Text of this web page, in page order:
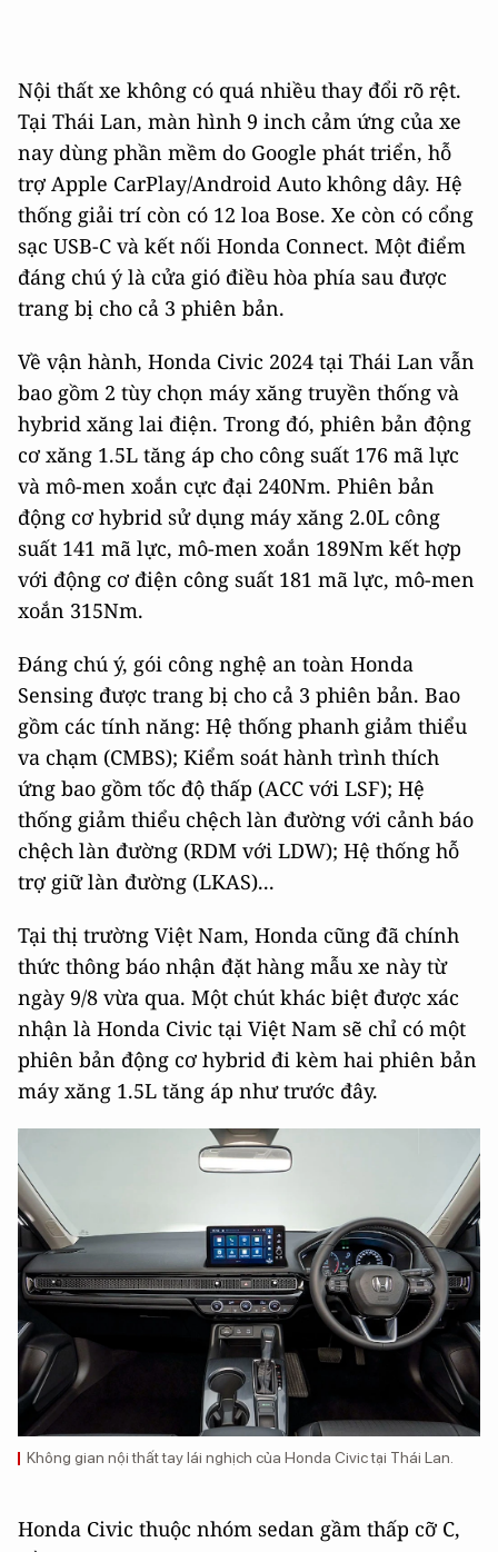
Nội thất xe không có quá nhiều thay đổi rõ rệt.
Tại Thái Lan, màn hình 9 inch cảm ứng của xe
nay dùng phần mềm do Google phát triển, hỗ
trợ Apple CarPlay/Android Auto không dây. Hệ
thống giải trí còn có 12 loa Bose. Xe còn có cổng
sạc USB-C và kết nối Honda Connect. Một điểm
đáng chú ý là cửa gió điều hòa phía sau được
trang bị cho cả 3 phiên bản.
Về vận hành, Honda Civic 2024 tại Thái Lan vẫn
bao gồm 2 tùy chọn máy xăng truyền thống và
hybrid xăng lai điện. Trong đó, phiên bản động
cơ xăng 1.5L tăng áp cho công suất 176 mã lực
và mô-men xoắn cực đại 240Nm. Phiên bản
động cơ hybrid sử dụng máy xăng 2.0L công
suất 141 mã lực, mô-men xoắn 189Nm kết hợp
với động cơ điện công suất 181 mã lực, mô-men
xoắn 315Nm.
Đáng chú ý, gói công nghệ an toàn Honda
Sensing được trang bị cho cả 3 phiên bản. Bao
gồm các tính năng: Hệ thống phanh giảm thiểu
va chạm (CMBS); Kiểm soát hành trình thích
ứng bao gồm tốc độ thấp (ACC với LSF); Hệ
thống giảm thiểu chệch làn đường với cảnh báo
chệch làn đường (RDM với LDW); Hệ thống hỗ
trợ giữ làn đường (LKAS)...
Tại thị trường Việt Nam, Honda cũng đã chính
thức thông báo nhận đặt hàng mẫu xe này từ
ngày 9/8 vừa qua. Một chút khác biệt được xác
nhận là Honda Civic tại Việt Nam sẽ chỉ có một
phiên bản động cơ hybrid đi kèm hai phiên bản
máy xăng 1.5L tăng áp như trước đây.
Không gian nội thất tay lái nghịch của Honda Civic tại Thái Lan.
Honda Civic thuộc nhóm sedan gầm thấp cỡ C,